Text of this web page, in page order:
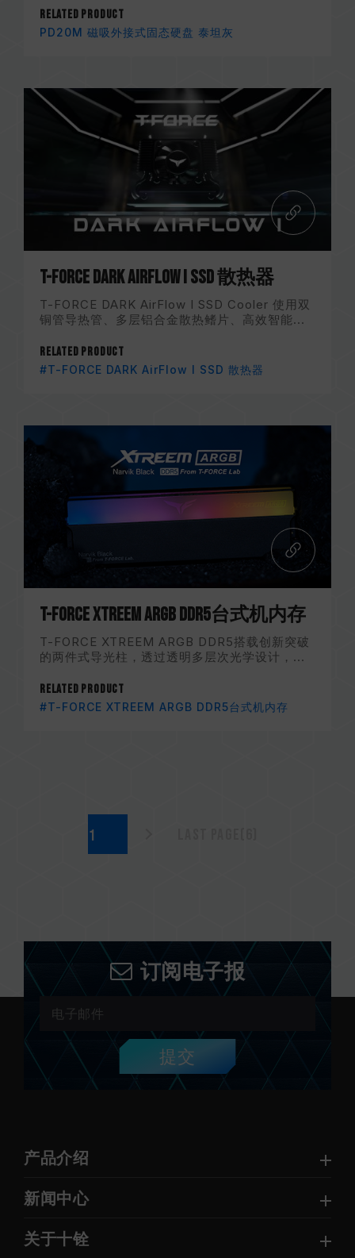
Related Product
PD20M 磁吸外接式固态硬盘 泰坦灰
T-FORCE DARK AirFlow I SSD 散热器
T-FORCE DARK AirFlow I SSD Cooler 使用双
铜管导热管、多层铝合金散热鳍片、高效智能...
Related Product
#T-FORCE DARK AirFlow I SSD 散热器
T-FORCE XTREEM ARGB DDR5台式机内存
T-FORCE XTREEM ARGB DDR5搭载创新突破
的两件式导光柱，透过透明多层次光学设计，...
Related Product
#T-FORCE XTREEM ARGB DDR5台式机内存
订阅电子报
提交
产品介绍
新闻中心
关于十铨